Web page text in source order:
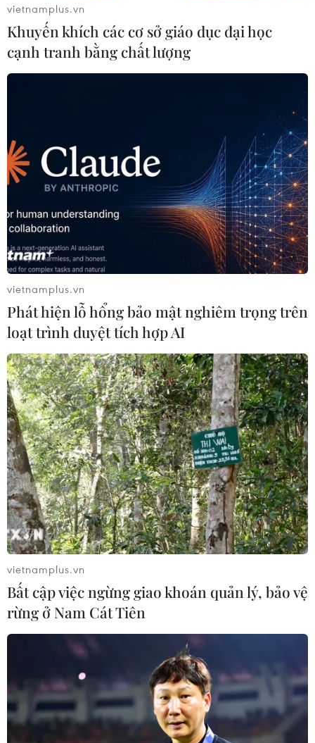
Hộp đen thứ nhất của chiếc máy bay An-
148 ghi lại thông tin gì?
11/02/2018 23:26
Ủy ban Điều tra Nga cho biết, cuộc điều tra hiện trường
vụ rơi máy bay An-148 sẽ mất vài ngày, và được tiến
hành liên tục.
Hiện trường vụ rơi máy bay Nga
làm 71 người thiệt mạng
12/02/2018 02:11
Truyền thông Nga đưa tin, toàn bộ 71 người trên chiếc
máy bay Antonov An-148 rơi ở ngoại ô thủ đô Moskva
của Nga tối 11/2 (theo giờ Việt Nam) đã thiệt mạng.
vietnamplus.vn
Khuyến khích các cơ sở giáo dục đại học
cạnh tranh bằng chất lượng
vietnamplus.vn
Phát hiện lỗ hổng bảo mật nghiêm trọng trên
loạt trình duyệt tích hợp AI
vietnamplus.vn
Bất cập việc ngừng giao khoán quản lý, bảo vệ
rừng ở Nam Cát Tiên